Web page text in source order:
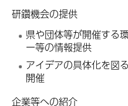
研鑽機会の提供
県や団体等が開催する
ー等の情報提供
アイデアの具体化を図
開催
企業等への紹介